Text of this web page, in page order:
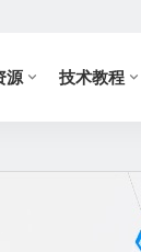
源 技术教程